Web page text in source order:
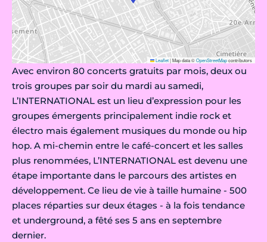
Leaflet|Map data ©OpenStreetMapcontributors
Avec environ 80 concerts gratuits par mois, deux ou
trois groupes par soir du mardi au samedi,
L’INTERNATIONAL est un lieu d’expression pour les
groupes émergents principalement indie rock et
électro mais également musiques du monde ou hip
hop. A mi-chemin entre le café-concert et les salles
plus renommées, L’INTERNATIONAL est devenu une
étape importante dans le parcours des artistes en
développement. Ce lieu de vie à taille humaine - 500
places réparties sur deux étages - à la fois tendance
et underground, a fêté ses 5 ans en septembre
dernier.